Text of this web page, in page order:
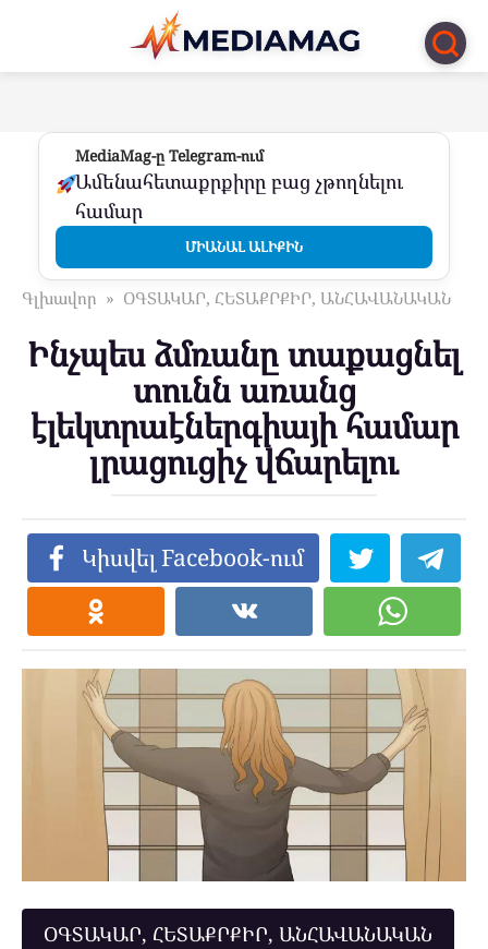
Перейти
контенту
MediaMag-ը Telegram-ում
Ամենահետաքրքիրը բաց չթողնելու
համար
ՄԻԱՆԱԼ ԱԼԻՔԻՆ
Գլխավոր » ՕԳՏԱԿԱՐ, ՀԵՏԱՔՐՔԻՐ, ԱՆՀԱՎԱՆԱԿԱՆ
Ինչպես ձմռանը տաքացնել
տունն առանց
էլեկտրաէներգիայի համար
լրացուցիչ վճարելու
Կիսվել Facebook-ում
ՕԳՏԱԿԱՐ, ՀԵՏԱՔՐՔԻՐ, ԱՆՀԱՎԱՆԱԿԱՆ